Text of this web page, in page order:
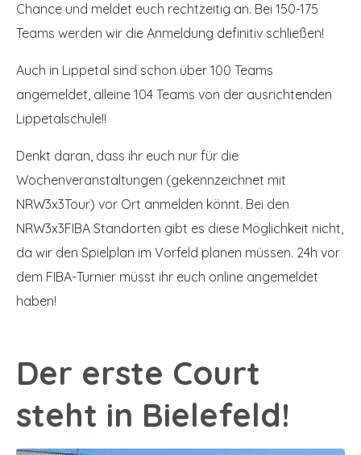
Chance und meldet euch rechtzeitig an. Bei 150-175
Teams werden wir die Anmeldung definitiv schließen!
Auch in Lippetal sind schon über 100 Teams
angemeldet, alleine 104 Teams von der ausrichtenden
Lippetalschule!!
Denkt daran, dass ihr euch nur für die
Wochenveranstaltungen (gekennzeichnet mit
NRW3x3Tour) vor Ort anmelden könnt. Bei den
NRW3x3FIBA Standorten gibt es diese Möglichkeit nicht,
da wir den Spielplan im Vorfeld planen müssen. 24h vor
dem FIBA-Turnier müsst ihr euch online angemeldet
haben!
Der erste Court
steht in Bielefeld!